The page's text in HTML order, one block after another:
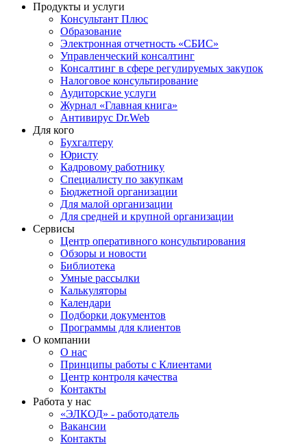
Продукты и услуги
Консультант Плюс
Образование
Электронная отчетность «СБИС»
Управленческий консалтинг
Консалтинг в сфере регулируемых закупок
Налоговое консультирование
Аудиторские услуги
Журнал «Главная книга»
Антивирус Dr.Web
Для кого
Бухгалтеру
Юристу
Кадровому работнику
Специалисту по закупкам
Бюджетной организации
Для малой организации
Для средней и крупной организации
Сервисы
Центр оперативного консультирования
Обзоры и новости
Библиотека
Умные рассылки
Калькуляторы
Календари
Подборки документов
Программы для клиентов
О компании
О нас
Принципы работы с Клиентами
Центр контроля качества
Контакты
Работа у нас
«ЭЛКОД» - работодатель
Вакансии
Контакты